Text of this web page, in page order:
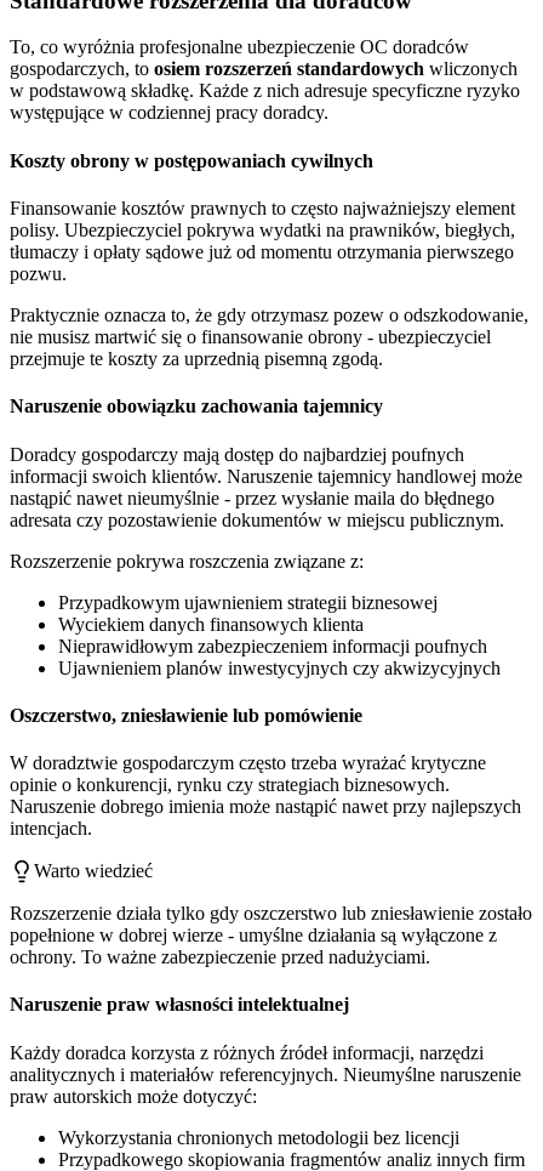
To, co wyróżnia profesjonalne ubezpieczenie OC doradców
gospodarczych, to osiem rozszerzeń standardowych wliczonych
w podstawową składkę. Każde z nich adresuje specyficzne ryzyko
występujące w codziennej pracy doradcy.
Koszty obrony w postępowaniach cywilnych
Finansowanie kosztów prawnych to często najważniejszy element
polisy. Ubezpieczyciel pokrywa wydatki na prawników, biegłych,
tłumaczy i opłaty sądowe już od momentu otrzymania pierwszego
pozwu.
Praktycznie oznacza to, że gdy otrzymasz pozew o odszkodowanie,
nie musisz martwić się o finansowanie obrony - ubezpieczyciel
przejmuje te koszty za uprzednią pisemną zgodą.
Naruszenie obowiązku zachowania tajemnicy
Doradcy gospodarczy mają dostęp do najbardziej poufnych
informacji swoich klientów. Naruszenie tajemnicy handlowej może
nastąpić nawet nieumyślnie - przez wysłanie maila do błędnego
adresata czy pozostawienie dokumentów w miejscu publicznym.
Rozszerzenie pokrywa roszczenia związane z:
Przypadkowym ujawnieniem strategii biznesowej
Wyciekiem danych finansowych klienta
Nieprawidłowym zabezpieczeniem informacji poufnych
Ujawnieniem planów inwestycyjnych czy akwizycyjnych
Oszczerstwo, zniesławienie lub pomówienie
W doradztwie gospodarczym często trzeba wyrażać krytyczne
opinie o konkurencji, rynku czy strategiach biznesowych.
Naruszenie dobrego imienia może nastąpić nawet przy najlepszych
intencjach.
Warto wiedzieć
Rozszerzenie działa tylko gdy oszczerstwo lub zniesławienie zostało
popełnione w dobrej wierze - umyślne działania są wyłączone z
ochrony. To ważne zabezpieczenie przed nadużyciami.
Naruszenie praw własności intelektualnej
Każdy doradca korzysta z różnych źródeł informacji, narzędzi
analitycznych i materiałów referencyjnych. Nieumyślne naruszenie
praw autorskich może dotyczyć:
Wykorzystania chronionych metodologii bez licencji
Przypadkowego skopiowania fragmentów analiz innych firm